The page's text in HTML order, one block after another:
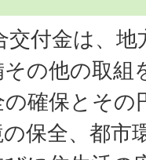
交付金は、地
その他の取組
確保とその
保全、都市